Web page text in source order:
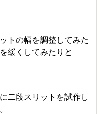
トの幅を調整してみた
緩くしてみたりと
二段スリットを試作し